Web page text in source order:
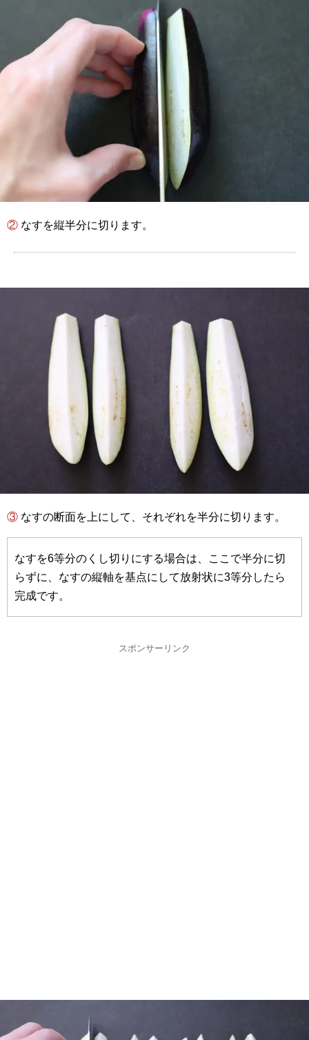
② なすを縦半分に切ります。
③ なすの断面を上にして、それぞれを半分に切ります。
なすを6等分のくし切りにする場合は、ここで半分に切
らずに、なすの縦軸を基点にして放射状に3等分したら
完成です。
スポンサーリンク